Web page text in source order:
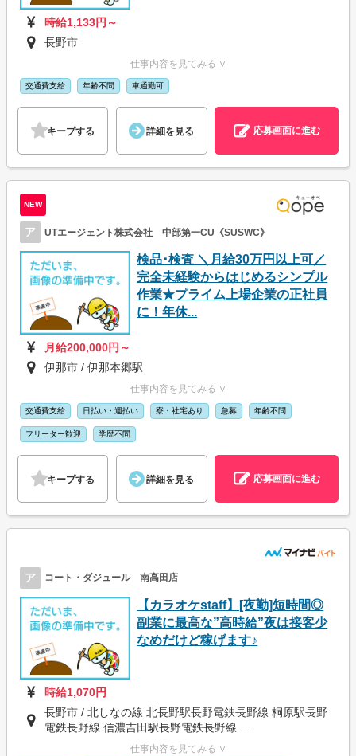
時給1,133円～
長野市
仕事内容を見てみる ∨
交通費支給 年齢不問 車通勤可
キープする 詳細を見る 応募画面に進む
NEW
ア UTエージェント株式会社 中部第一CU《SUSWC》
検品･検査 ＼月給30万円以上可／
完全未経験からはじめるシンプル
作業★プライム上場企業の正社員
に！年休...
月給200,000円～
伊那市 / 伊那本郷駅
仕事内容を見てみる ∨
交通費支給 日払い・週払い 寮・社宅あり 急募 年齢不問
フリーター歓迎 学歴不問
キープする 詳細を見る 応募画面に進む
ア コート・ダジュール 南高田店
【カラオケstaff】[夜勤]短時間◎
副業に最高な”高時給”夜は接客少
なめだけど稼げます♪
時給1,070円
長野市 / 北しなの線 北長野駅長野電鉄長野線 桐原駅長野
電鉄長野線 信濃吉田駅長野電鉄長野線 ...
仕事内容を見てみる ∨